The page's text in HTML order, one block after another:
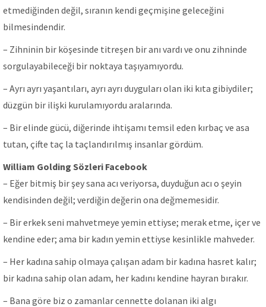
etmediğinden değil, sıranın kendi geçmişine geleceğini
bilmesindendir.
– Zihninin bir köşesinde titreşen bir anı vardı ve onu zihninde
sorgulayabileceği bir noktaya taşıyamıyordu.
– Ayrı ayrı yaşantıları, ayrı ayrı duyguları olan iki kıta gibiydiler;
düzgün bir ilişki kurulamıyordu aralarında.
– Bir elinde gücü, diğerinde ihtişamı temsil eden kırbaç ve asa
tutan, çifte taç la taçlandırılmış insanlar gördüm.
William Golding Sözleri Facebook
– Eğer bitmiş bir şey sana acı veriyorsa, duyduğun acı o şeyin
kendisinden değil; verdiğin değerin ona değmemesidir.
– Bir erkek seni mahvetmeye yemin ettiyse; merak etme, içer ve
kendine eder; ama bir kadın yemin ettiyse kesinlikle mahveder.
– Her kadına sahip olmaya çalışan adam bir kadına hasret kalır;
bir kadına sahip olan adam, her kadını kendine hayran bırakır.
– Bana göre biz o zamanlar cennette dolanan iki algı